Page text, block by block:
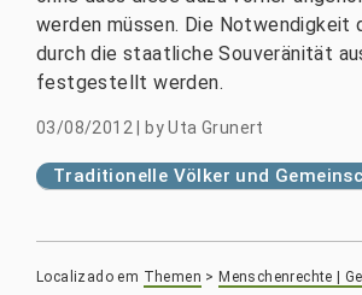
werden müssen. Die Notwendigkeit
durch die staatliche Souveränität
festgestellt werden.
03/08/2012 byUta Grunert
Traditionelle Völker und
Localizado em Themen > Menschenrechte |